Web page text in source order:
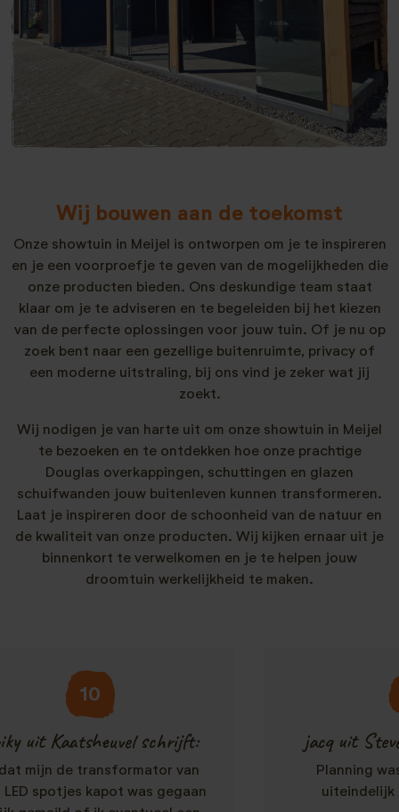
Wij bouwen aan de toekomst
Onze showtuin in Meijel is ontworpen om je te inspireren
en je een voorproefje te geven van de mogelijkheden die
onze producten bieden. Ons deskundige team staat
klaar om je te adviseren en te begeleiden bij het kiezen
van de perfecte oplossingen voor jouw tuin. Of je nu op
zoek bent naar een gezellige buitenruimte, privacy of
een moderne uitstraling, bij ons vind je zeker wat jij
zoekt.
Wij nodigen je van harte uit om onze showtuin in Meijel
te bezoeken en te ontdekken hoe onze prachtige
Douglas overkappingen, schuttingen en glazen
schuifwanden jouw buitenleven kunnen transformeren.
Laat je inspireren door de schoonheid van de natuur en
de kwaliteit van onze producten. Wij kijken ernaar uit je
binnenkort te verwelkomen en je te helpen jouw
droomtuin werkelijkheid te maken.
schrijft:
de transformator van
kapot was gegaan
jacq uit
Planning was een
uiteindelijk goed